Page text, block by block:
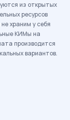
из открытых
ресурсов
храним у себя
КИМы на
производится
вариантов.